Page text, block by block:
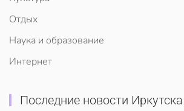
Отдых
Наука и образование
Интернет
Последние новости Иркутска